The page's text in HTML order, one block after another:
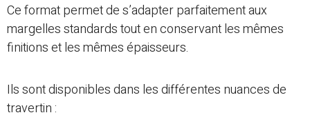
Ce format permet de s’adapter parfaitement aux
margelles standards tout en conservant les mêmes
finitions et les mêmes épaisseurs.
Ils sont disponibles dans les différentes nuances de
travertin :